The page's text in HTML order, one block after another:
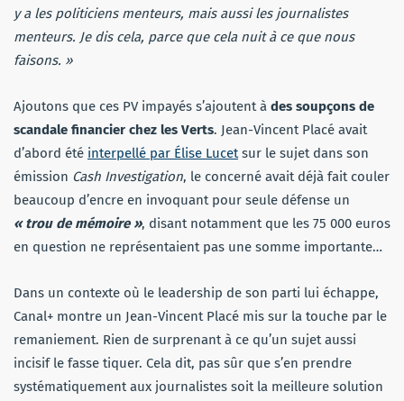
y a les politiciens menteurs, mais aussi les journalistes
menteurs. Je dis cela, parce que cela nuit à ce que nous
faisons. »
Ajoutons que ces PV impayés s’ajoutent à des soupçons de
scandale financier chez les Verts. Jean-Vincent Placé avait
d’abord été interpellé par Élise Lucetsur le sujet dans son
émission Cash Investigation, le concerné avait déjà fait couler
beaucoup d’encre en invoquant pour seule défense un
« trou de mémoire », disant notamment que les 75 000 euros
en question ne représentaient pas une somme importante…
Dans un contexte où le leadership de son parti lui échappe,
Canal+ montre un Jean-Vincent Placé mis sur la touche par le
remaniement. Rien de surprenant à ce qu’un sujet aussi
incisif le fasse tiquer. Cela dit, pas sûr que s’en prendre
systématiquement aux journalistes soit la meilleure solution